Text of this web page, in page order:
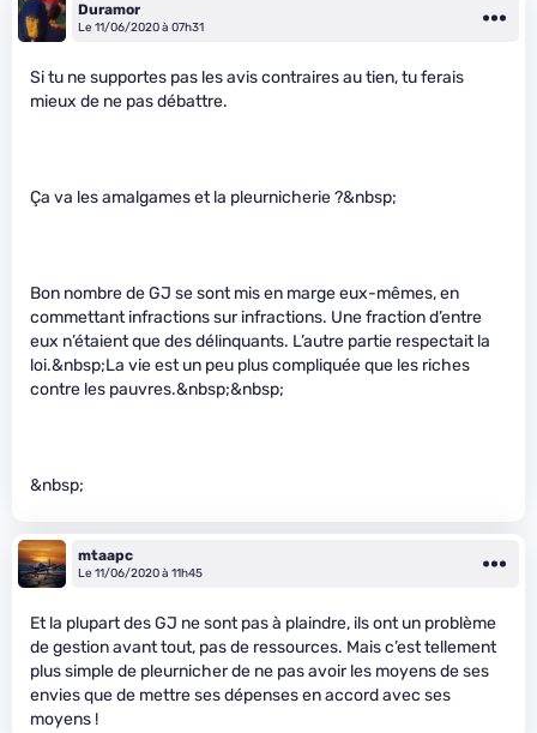
Duramor
Le 11/06/2020 à 07h31
Si tu ne supportes pas les avis contraires au tien, tu ferais
mieux de ne pas débattre.
Ça va les amalgames et la pleurnicherie ?&nbsp;
Bon nombre de GJ se sont mis en marge eux-mêmes, en
commettant infractions sur infractions. Une fraction d’entre
eux n’étaient que des délinquants. L’autre partie respectait la
loi.&nbsp;La vie est un peu plus compliquée que les riches
contre les pauvres.&nbsp;&nbsp;
&nbsp;
mtaapc
Le 11/06/2020 à 11h45
Et la plupart des GJ ne sont pas à plaindre, ils ont un problème
de gestion avant tout, pas de ressources. Mais c’est tellement
plus simple de pleurnicher de ne pas avoir les moyens de ses
envies que de mettre ses dépenses en accord avec ses
moyens !